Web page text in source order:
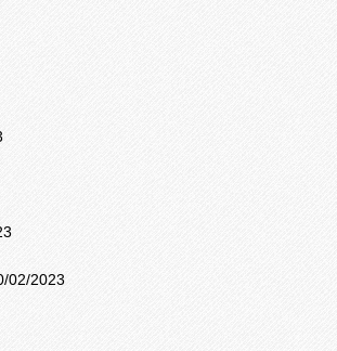
02/2023